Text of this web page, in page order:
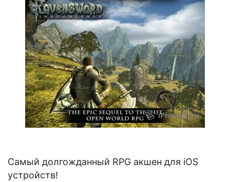
Самый долгожданный RPG акшен для iOS
устройств!